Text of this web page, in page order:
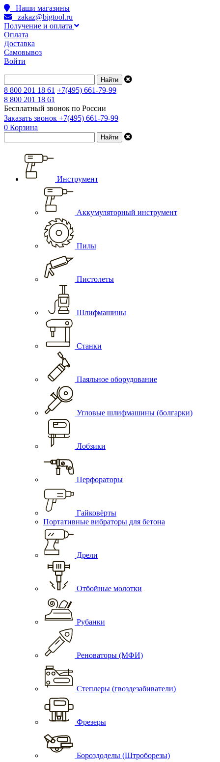
Наши магазины
zakaz@bigtool.ru
Получение и оплата
Оплата
Доставка
Самовывоз
Войти
8 800 201 18 61 +7(495) 661-79-99
8 800 201 18 61
Бесплатный звонок по России
Заказать звонок +7(495) 661-79-99
0 Корзина
Инструмент
Аккумуляторный инструмент
Пилы
Пистолеты
Шлифмашины
Станки
Паяльное оборудование
Угловые шлифмашины (болгарки)
Лобзики
Перфораторы
Гайковёрты
Портативные вибраторы для бетона
Дрели
Отбойные молотки
Рубанки
Реноваторы (МФИ)
Степлеры (гвоздезабиватели)
Фрезеры
Бороздоделы (Штроборезы)